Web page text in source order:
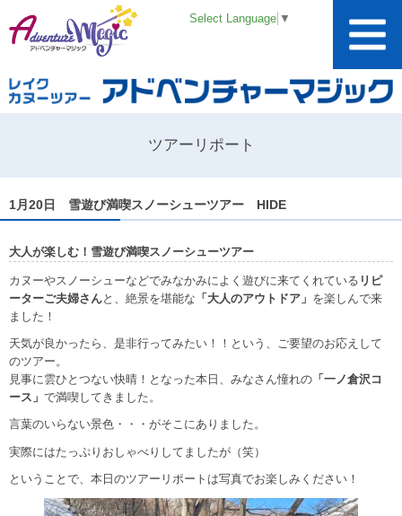
Select Language ▼
ツアーリポート
1月20日 雪遊び満喫スノーシューツアー HIDE
大人が楽しむ！雪遊び満喫スノーシューツアー
カヌーやスノーシューなどでみなかみによく遊びに来てくれている リピ
ーターご夫婦さんと、絶景を堪能な 「大人のアウトドア」 を楽しんで来
ました！
天気が良かったら、是非行ってみたい！！という、ご要望のお応えして
のツアー。
見事に雲ひとつない快晴！となった本日、みなさん憧れの 「一ノ倉沢コ
ース」 で満喫してきました。
言葉のいらない景色・・・がそこにありました。
実際にはたっぷりおしゃべりしてましたが（笑）
ということで、本日のツアーリポートは写真でお楽しみください！